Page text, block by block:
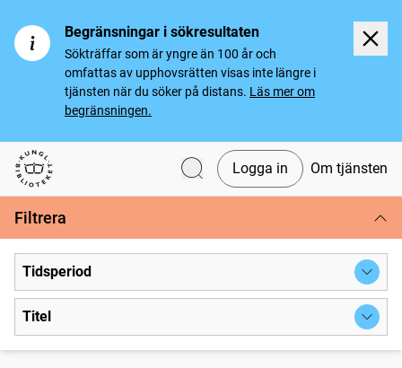
Begränsningar i sökresultaten
Sökträffar som är yngre än 100 år och
omfattas av upphovsrätten visas inte längre i
tjänsten när du söker på distans. Läs mer om
begränsningen.
Svenska tidningar
Logga in Om tjänsten
Filtrera
Tidsperiod
Titel